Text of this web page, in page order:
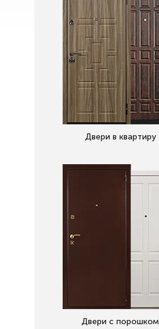
Двери в квартиру
Двери с порошком